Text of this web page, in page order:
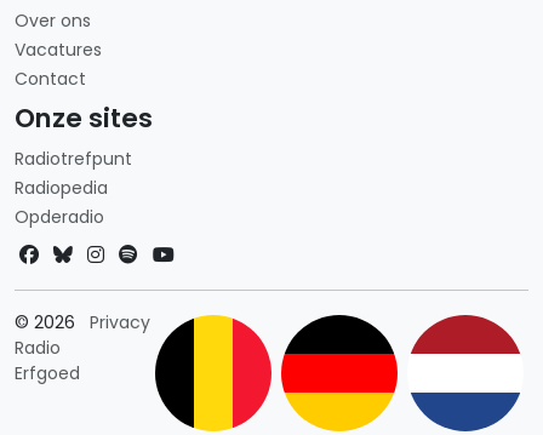
Over ons
Vacatures
Contact
Onze sites
Radiotrefpunt
Radiopedia
Opderadio
© 2026
Radio
Erfgoed
PrivacyLandkeuze